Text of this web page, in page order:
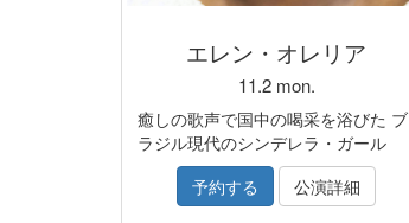
エレン・オレリア
11.2 mon.
癒しの歌声で国中の喝采を浴びた ブ
ラジル現代のシンデレラ・ガール
予約する
公演詳細